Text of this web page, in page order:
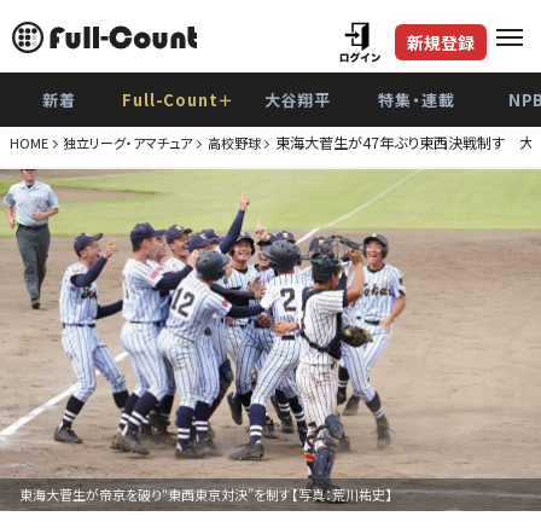
新規登録
新着 Full-Count＋ 大谷翔平 特集・連載
HOME 独立リーグ・アマチュア 高校野球 東海大菅生が47年ぶり東西決戦制す 大
東海大菅生が帝京を破り“東西東京対決”を制す【写真：荒川祐史】